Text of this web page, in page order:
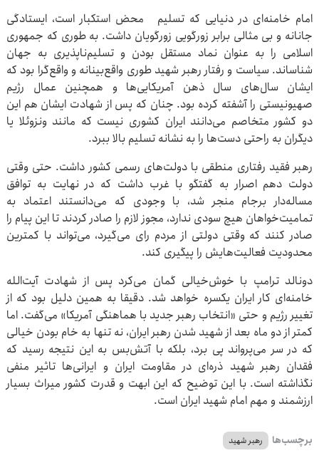
امام خامنه‌ای در دنیایی که تسلیم محض استکبار است، ایستادگی
جانانه و بی مثالی برابر زورگویی زورگویان داشت. به طوری که جمهوری
اسلامی را به عنوان نماد مستقل بودن و تسلیم‌ناپذیری به جهان
شناساند. سیاست و رفتار رهبر شهید طوری واقع‌بینانه و واقع‌گرا بود که
ایشان سال‌های سال ذهن آمریکایی‌ها و همچنین عمال رژیم
صهیونیستی را آشفته کرده بود. چنان که پس از شهادت ایشان هم این
دو کشور متخاصم می‌دانند ایران کشوری نیست که مانند ونزوئلا یا
دیگران به راحتی دست‌ها را به نشانه تسلیم بالا ببرد.
رهبر فقید رفتاری منطقی با دولت‌های رسمی کشور داشت. حتی وقتی
دولت دهم اصرار به گفتگو با غرب داشت که در نهایت به توافق
مساله‌دار برجام منجر شد، با وجودی که می‌دانستند اعتماد به
تمامیت‌خواهان هیچ سودی ندارد، مجوز لازم را صادر کردند تا این پیام را
صادر کنند که وقتی دولتی از مردم رای می‌گیرد، می‌تواند با کمترین
محدودیت فعالیت‌هایش را پیگیری کند.
دونالد ترامپ با خوش‌خیالی گمان می‌کرد پس از شهادت آیت‌الله
خامنه‌ای کار ایران یکسره خواهد شد. دقیقا به همین دلیل بود که از
تغییر رژیم و حتی «انتخاب رهبر جدید با هماهنگی آمریکا» می‌گفت. اما
کمتر از دو ماه بعد از شهید شدن رهبر ایران، نه تنها به خام بودن خیالی
که در سر می‌پرواند پی برد، بلکه با آتش‌بس به این نتیجه رسید که
فقدان رهبر شهید ذره‌ای در مقاومت ایران و ایرانی‌ها تاثیر منفی
نگذاشته است. با این توضیح که این ابهت و قدرت کشور میراث بسیار
ارزشمند و مهم امام شهید ایران است.
برچسب‌ها رهبر شهید